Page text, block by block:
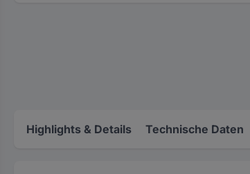
Highlights & Details Technische Daten